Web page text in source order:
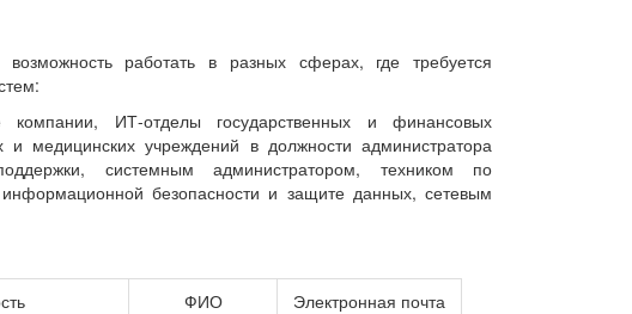
работать в разных сферах, где требуется
компании, ИТ-отделы государственных и финансовых
медицинских учреждений в должности администратора
системным администратором, техником по
безопасности и защите данных, сетевым
ФИО Электронная почта